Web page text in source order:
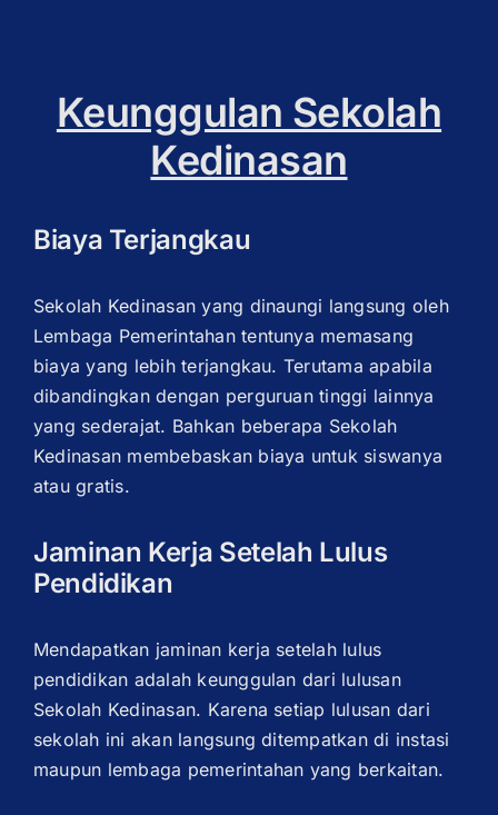
Keunggulan Sekolah
Kedinasan
Biaya Terjangkau
Sekolah Kedinasan yang dinaungi langsung oleh
Lembaga Pemerintahan tentunya memasang
biaya yang lebih terjangkau. Terutama apabila
dibandingkan dengan perguruan tinggi lainnya
yang sederajat. Bahkan beberapa Sekolah
Kedinasan membebaskan biaya untuk siswanya
atau gratis.
Jaminan Kerja Setelah Lulus
Pendidikan
Mendapatkan jaminan kerja setelah lulus
pendidikan adalah keunggulan dari lulusan
Sekolah Kedinasan. Karena setiap lulusan dari
sekolah ini akan langsung ditempatkan di instasi
maupun lembaga pemerintahan yang berkaitan.